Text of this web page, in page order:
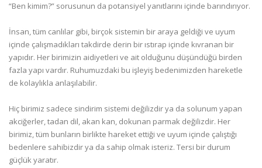
“Ben kimim?” sorusunun da potansiyel yanıtlarını içinde barındırıyor.
İnsan, tüm canlılar gibi, birçok sistemin bir araya geldiği ve uyum
içinde çalışmadıkları takdirde derin bir ıstırap içinde kıvranan bir
yapıdır. Her birimizin aidiyetleri ve ait olduğunu düşündüğü birden
fazla yapı vardır. Ruhumuzdaki bu işleyiş bedenimizden hareketle
de kolaylıkla anlaşılabilir.
Hiç birimiz sadece sindirim sistemi değilizdir ya da solunum yapan
akciğerler, tadan dil, akan kan, dokunan parmak değilizdir. Her
birimiz, tüm bunların birlikte hareket ettiği ve uyum içinde çalıştığı
bedenlere sahibizdir ya da sahip olmak isteriz. Tersi bir durum
güçlük yaratır.